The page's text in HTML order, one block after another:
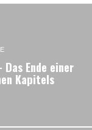
Ende einer
Kapitels